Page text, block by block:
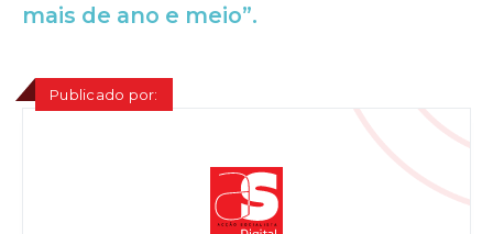
mais de ano e meio”.
Publicado por: